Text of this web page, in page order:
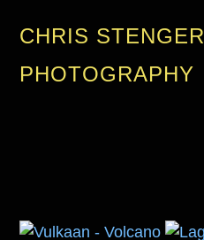
CHRIS STENGER
PHOTOGRAPHY